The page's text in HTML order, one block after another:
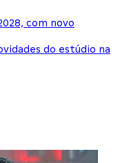
com novo
do estúdio na